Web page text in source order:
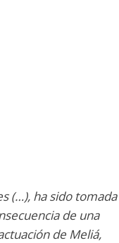
(…), ha sido tomada
de una
de Meliá,